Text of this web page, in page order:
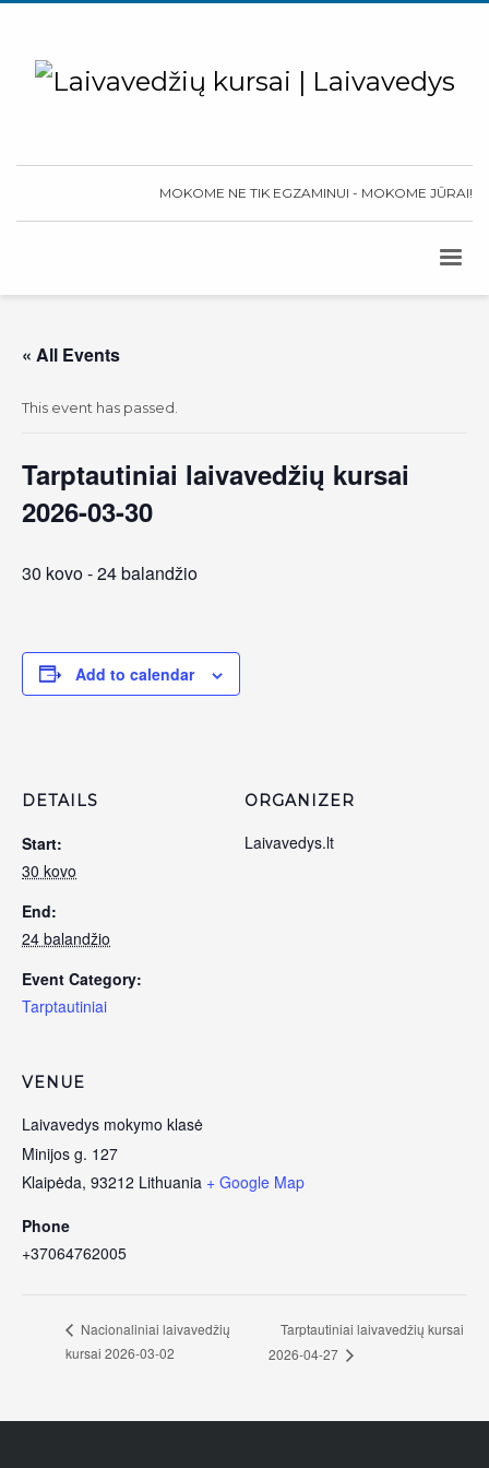
MOKOME NE TIK EGZAMINUI - MOKOME JŪRAI!
« All Events
This event has passed.
Tarptautiniai laivavedžių kursai
2026-03-30
30 kovo-24 balandžio
Add to calendar
DETAILS
Start:
30 kovo
End:
24 balandžio
Event Category:
Tarptautiniai
VENUE
Laivavedys mokymo klasė
Minijos g. 127
Klaipėda, 93212 Lithuania + Google Map
Phone
+37064762005
ORGANIZER
Laivavedys.lt
Nacionaliniai laivavedžių
kursai 2026-03-02
Tarptautiniai laivavedžių kursai
2026-04-27